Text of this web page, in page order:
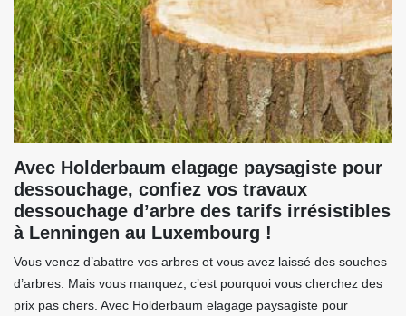
Avec Holderbaum elagage paysagiste pour
dessouchage, confiez vos travaux
dessouchage d’arbre des tarifs irrésistibles
à Lenningen au Luxembourg !
Vous venez d’abattre vos arbres et vous avez laissé des souches
d’arbres. Mais vous manquez, c’est pourquoi vous cherchez des
prix pas chers. Avec Holderbaum elagage paysagiste pour